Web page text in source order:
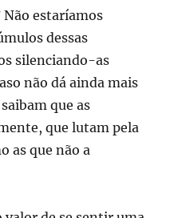
estaríamos
dessas
silenciando-as
não dá ainda mais
que as
que lutam pela
as que não a